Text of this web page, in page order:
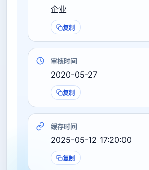
企业
复制
审核时间
2020-05-27
复制
缓存时间
2025-05-12 17:20:00
复制